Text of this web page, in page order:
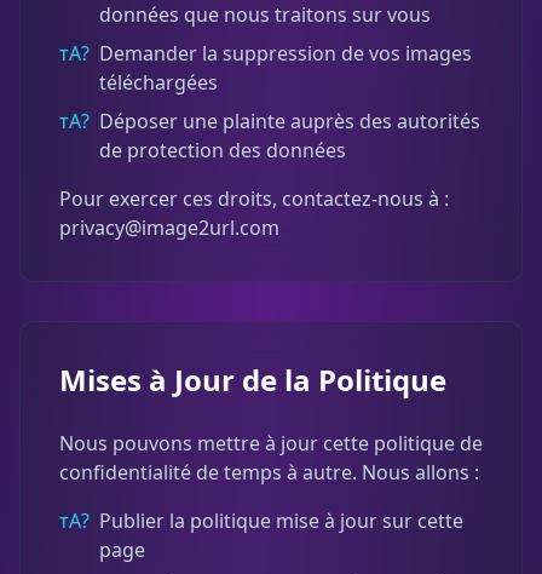
données que nous traitons sur vous
тА? Demander la suppression de vos images
téléchargées
тА? Déposer une plainte auprès des autorités
de protection des données
Pour exercer ces droits, contactez-nous à :
privacy@image2url.com
Mises à Jour de la Politique
Nous pouvons mettre à jour cette politique de
confidentialité de temps à autre. Nous allons :
тА? Publier la politique mise à jour sur cette
page